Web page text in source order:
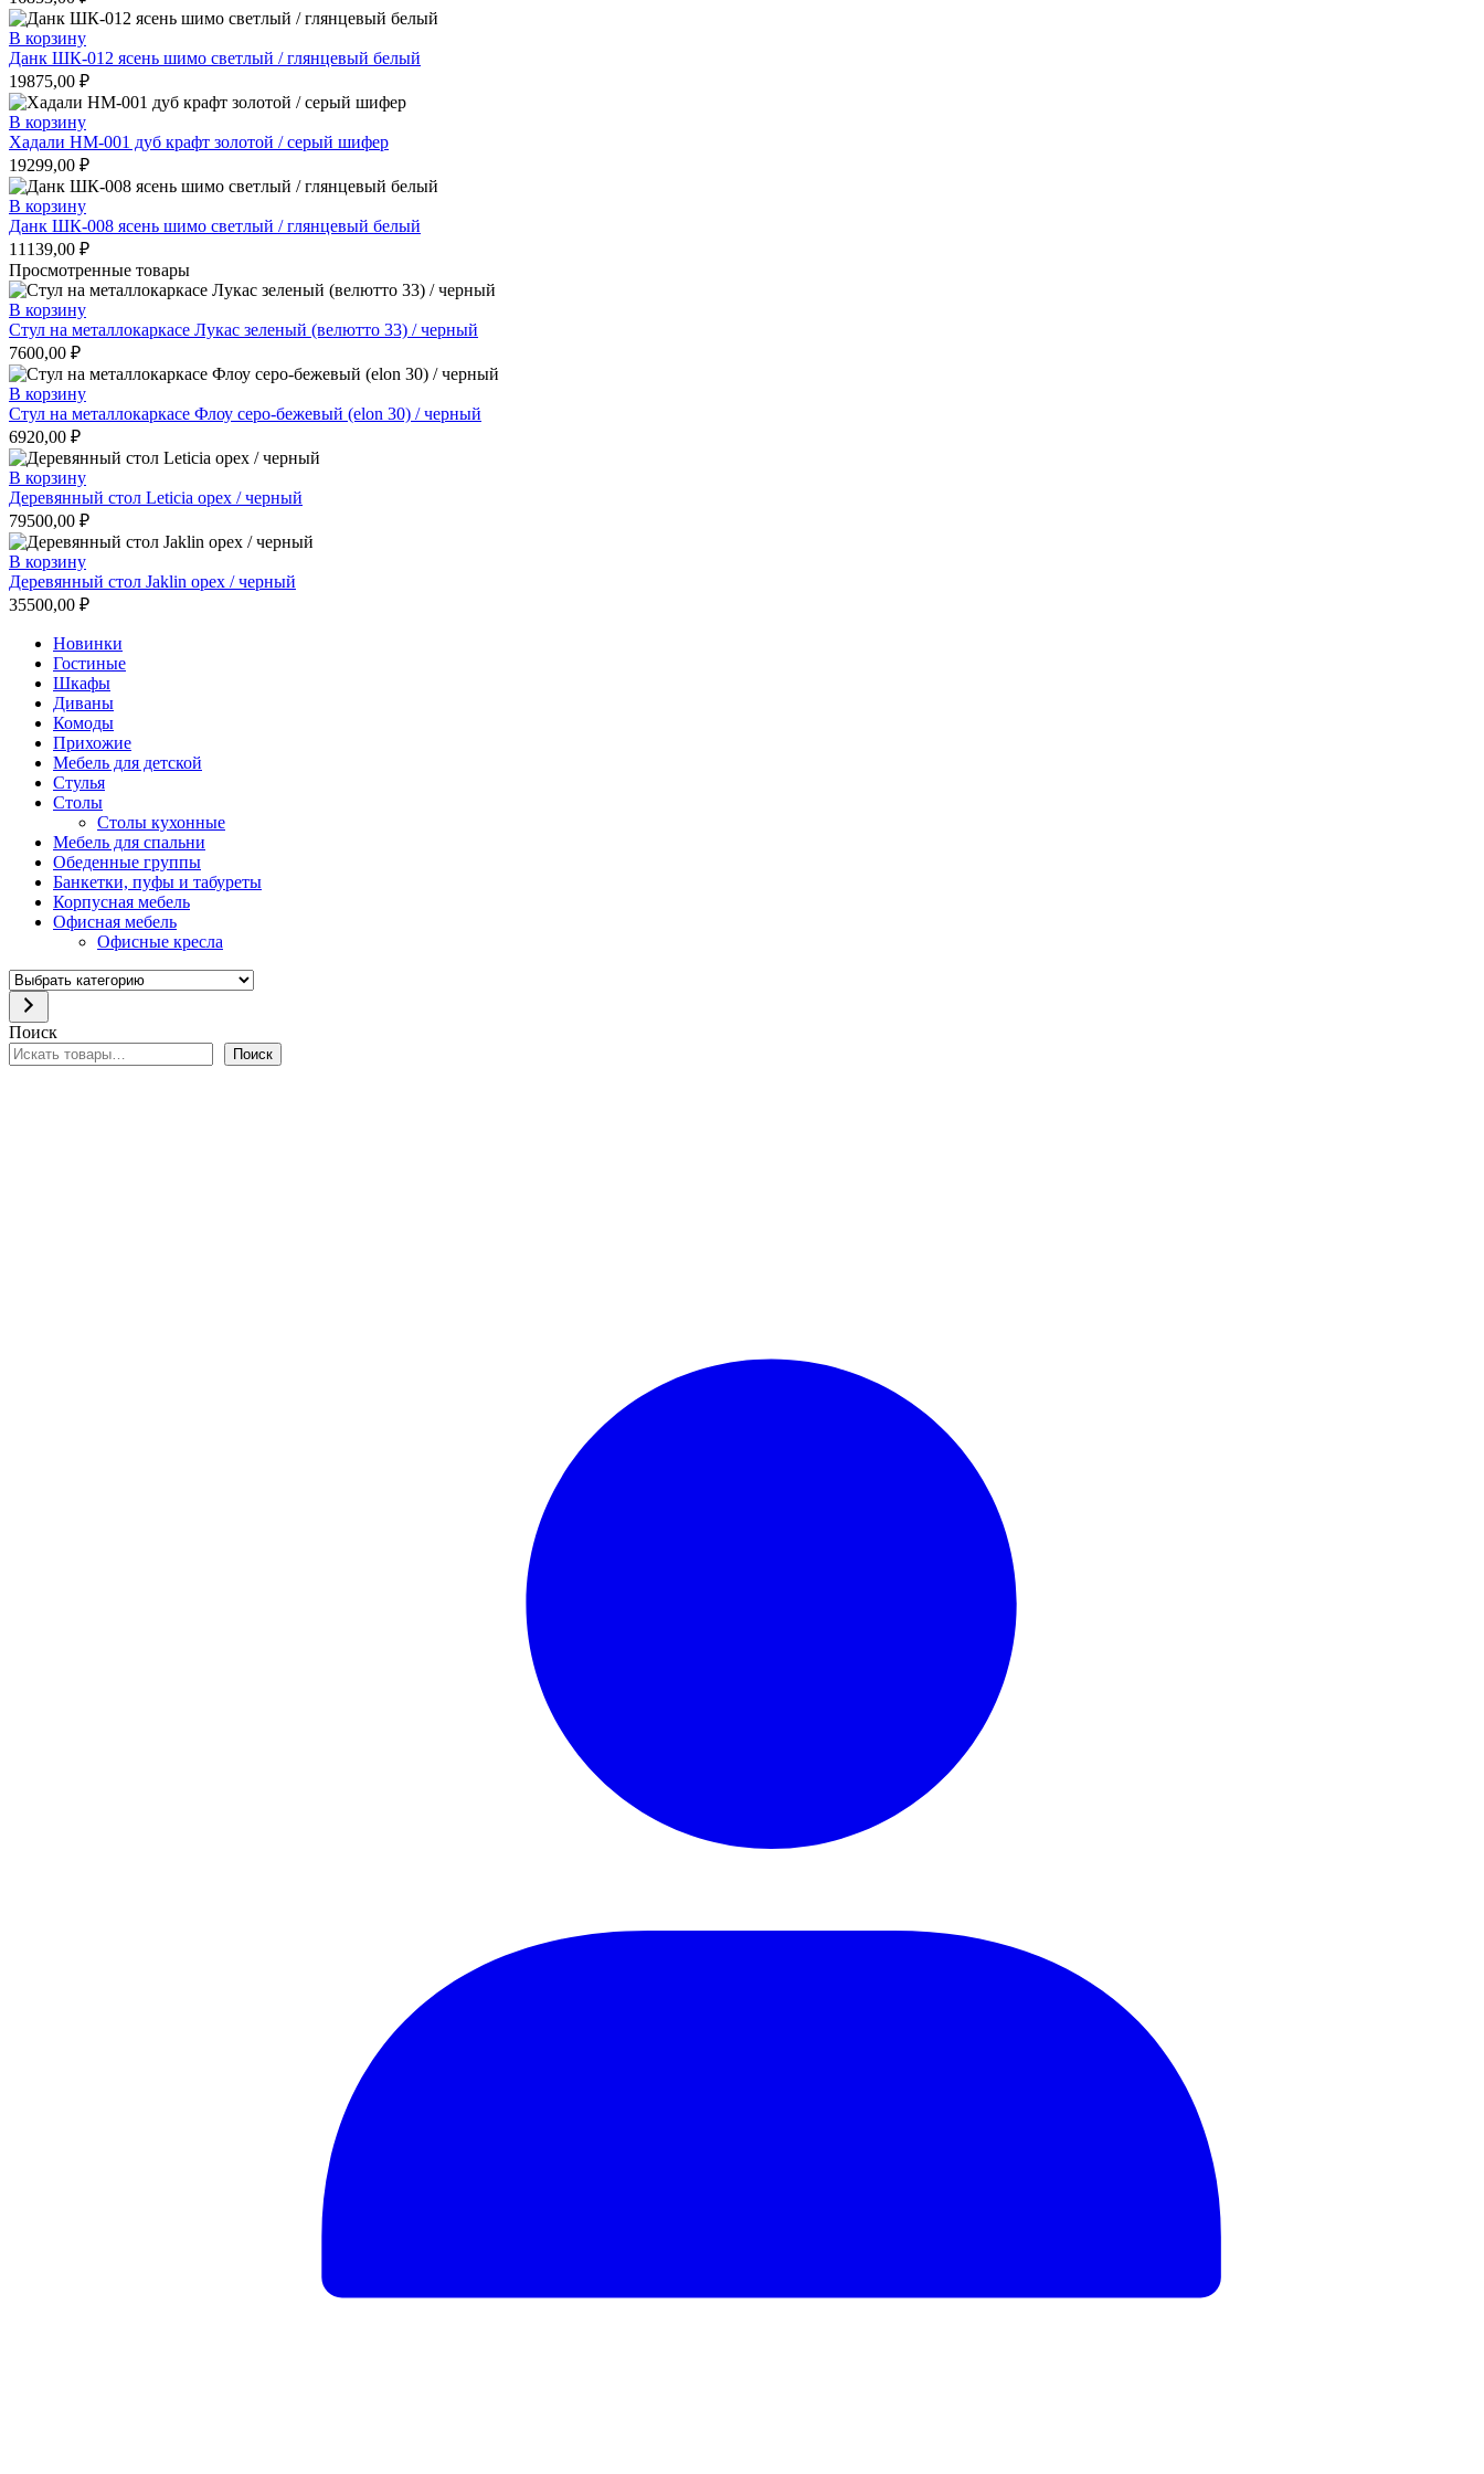
В корзину
Данк ШК-012 ясень шимо светлый / глянцевый белый
19875,00 ₽
В корзину
Хадали НМ-001 дуб крафт золотой / серый шифер
19299,00 ₽
В корзину
Данк ШК-008 ясень шимо светлый / глянцевый белый
11139,00 ₽
Просмотренные товары
В корзину
Стул на металлокаркасе Лукас зеленый (велютто 33) / черный
7600,00 ₽
В корзину
Стул на металлокаркасе Флоу серо-бежевый (elon 30) / черный
6920,00 ₽
В корзину
Деревянный стол Leticia орех / черный
79500,00 ₽
В корзину
Деревянный стол Jaklin орех / черный
35500,00 ₽
Новинки
Гостиные
Шкафы
Диваны
Комоды
Прихожие
Мебель для детской
Стулья
Столы
Столы кухонные
Мебель для спальни
Обеденные группы
Банкетки, пуфы и табуреты
Корпусная мебель
Офисная мебель
Офисные кресла
Выбрать
категорию
Поиск
Поиск